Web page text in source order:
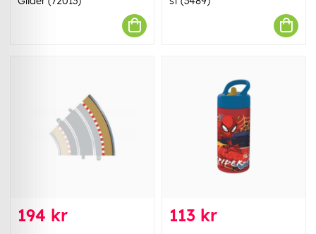
194 kr 113 kr